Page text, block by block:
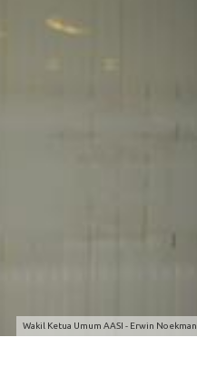
Wakil Ketua Umum AASI - Erwin Noekman